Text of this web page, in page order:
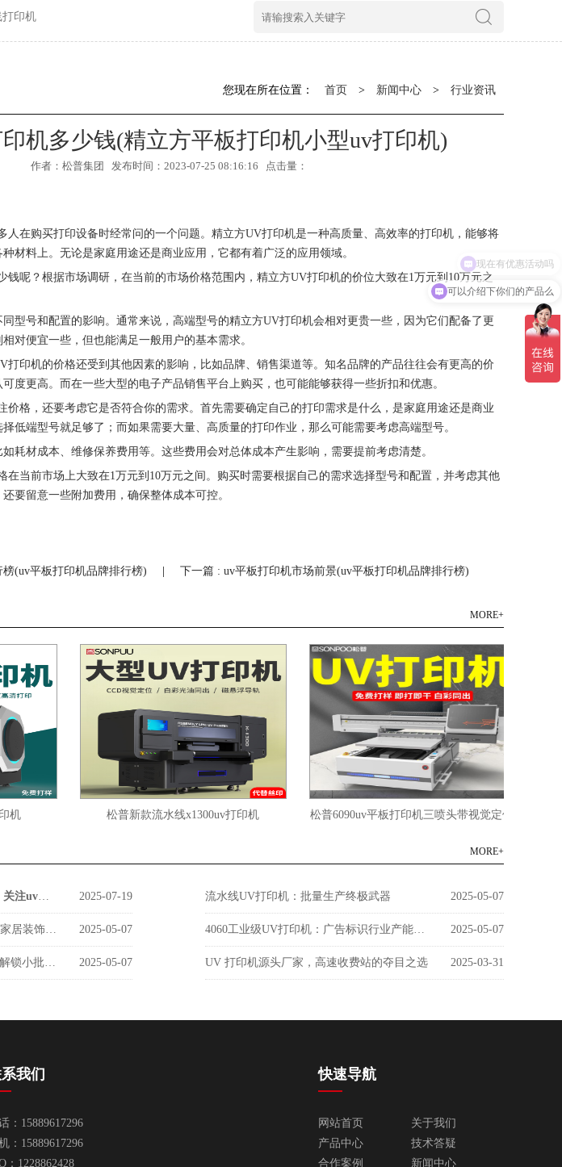
1 2 3
打印机
您现在所在位置： 首页 > 新闻中心 > 行业资讯
机多少钱(精立方平板打印机小型uv打印机)
作者：松普集团 发布时间：2023-07-25 08:16:16 点击量：
人在购买打印设备时经常问的一个问题。精立方UV打印机是一种高质量、高效率的打印机，能够将
材料上。无论是家庭用途还是商业应用，它都有着广泛的应用领域。
钱呢？根据市场调研，在当前的市场价格范围内，精立方UV打印机的价位大致在1万元到10万元之
型号和配置的影响。通常来说，高端型号的精立方UV打印机会相对更贵一些，因为它们配备了更
对便宜一些，但也能满足一般用户的基本需求。
打印机的价格还受到其他因素的影响，比如品牌、销售渠道等。知名品牌的产品往往会有更高的价
度更高。而在一些大型的电子产品销售平台上购买，也可能能够获得一些折扣和优惠。
价格，还要考虑它是否符合你的需求。首先需要确定自己的打印需求是什么，是家庭用途还是商业
低端型号就足够了；而如果需要大量、高质量的打印作业，那么可能需要考虑高端型号。
耗材成本、维修保养费用等。这些费用会对总体成本产生影响，需要提前考虑清楚。
在当前市场上大致在1万元到10万元之间。购买时需要根据自己的需求选择型号和配置，并考虑其他
要留意一些附加费用，确保整体成本可控。
(uv平板打印机品牌排行榜) 下一篇 : uv平板打印机市场前景(uv平板打印机品牌排行榜)
MORE+
松普新款流水线x1300uv打印机 松普6090uv平板打印机三喷头带视觉定位
MORE+
著名企业顾问刘润走进松普智能，关注uv印刷设备如何借京东智谷”上楼进化“ 2025-07-19 流水线UV打印机：批量生产终极武器 2025-05-07
6090 UV平板打印机：跨界王者的家居装饰新势力 2025-05-07 4060工业级UV打印机：广告标识行业产能革命者 2025-05-07
A3型号UV打印机：入门级首选，解锁小批量定制新商机 2025-05-07 UV 打印机源头厂家，高速收费站的夺目之选 2025-03-31
我们
：15889617296
：15889617296
：1228862428
快速导航
网站首页
关于我们
产品中心
技术答疑
合作案例
新闻中心
可以介绍下你们的产品么